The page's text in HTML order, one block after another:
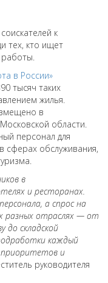
к
тех, кто ищет
работы.
в России»
тысяч таких
жилья.
в
области.
персонал для
сферах обслуживания,
в
и ресторанах.
а спрос на
разных отраслях — от
до складской
каждый
приоритетов и
руководителя